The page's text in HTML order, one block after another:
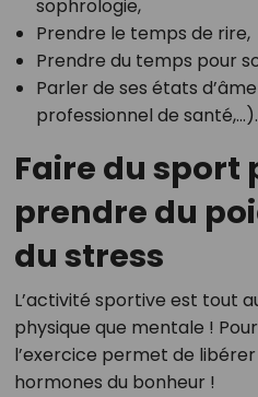
sophrologie,
Prendre le temps de rire,
Prendre du temps pour
Parler de ses états
professionnel de santé,…).
Faire du sport
prendre du
du stress
L’activité sportive est tout
physique que mentale !
l’exercice permet de
hormones du bonheur !